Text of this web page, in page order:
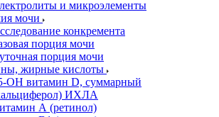
и микроэлементы
мочи
конкремента
порция мочи
порция мочи
жирные кислоты
OH витамин D, суммарный
ИХЛА
А (ретинол)